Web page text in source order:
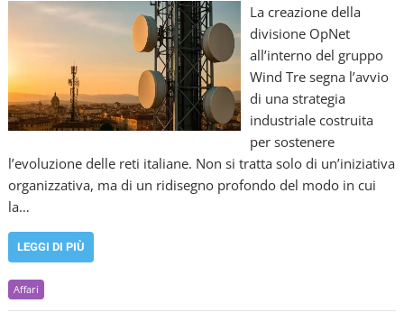
La creazione della
divisione OpNet
all’interno del gruppo
Wind Tre segna l’avvio
di una strategia
industriale costruita
per sostenere
l’evoluzione delle reti italiane. Non si tratta solo di un’iniziativa
organizzativa, ma di un ridisegno profondo del modo in cui
la…
LEGGI DI PIÙ
Affari